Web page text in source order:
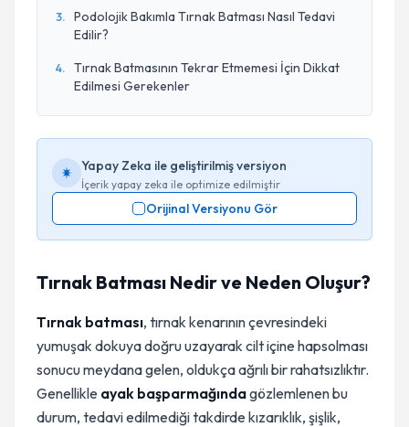
3.
Podolojik Bakımla Tırnak Batması Nasıl Tedavi
Edilir?
4.
Tırnak Batmasının Tekrar Etmemesi İçin Dikkat
Edilmesi Gerekenler
Yapay Zeka ile geliştirilmiş versiyon
İçerik yapay zeka ile optimize edilmiştir
Orijinal Versiyonu Gör
Tırnak Batması Nedir ve Neden Oluşur?
Tırnak batması, tırnak kenarının çevresindeki
yumuşak dokuya doğru uzayarak cilt içine hapsolması
sonucu meydana gelen, oldukça ağrılı bir rahatsızlıktır.
Genellikle ayak başparmağındagözlemlenen bu
durum, tedavi edilmediği takdirde kızarıklık, şişlik,